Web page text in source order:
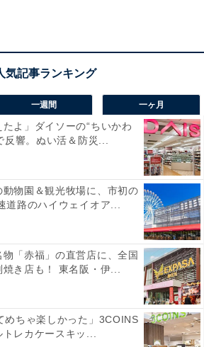
イト
store/brand/piedclair-kids
たりのタイプが見つかるチャートで
一週間 一ヶ月
たよ」ダイソーの“ちいかわ
反響。ぬい活＆防災...
動物園＆観光牧場に、市初の
道路のハイウェイオア...
物「赤福」の直営店に、全国
き店も！ 東名阪・伊...
めちゃ楽しかった」3COINS
レカケースキッ...